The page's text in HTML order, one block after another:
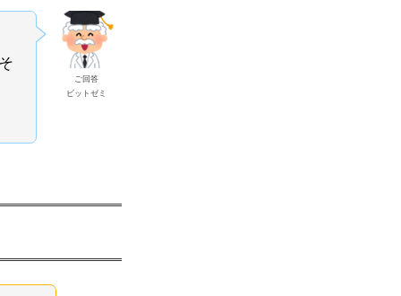
ご回答
ビットゼミ